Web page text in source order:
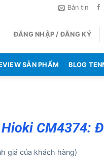
Bản tin
ĐĂNG NHẬP / ĐĂNG KÝ
SẢN PHẨM BLOG
CM4374:
giá của khách hàng)